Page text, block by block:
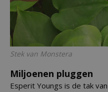
Stek van Monstera
Miljoenen pluggen
Esperit Youngs is de tak